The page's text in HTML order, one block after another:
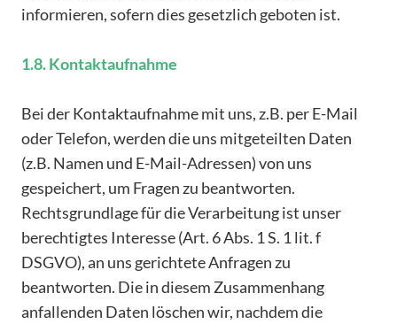
informieren, sofern dies gesetzlich geboten ist.
1.8. Kontaktaufnahme
Bei der Kontaktaufnahme mit uns, z.B. per E-Mail
oder Telefon, werden die uns mitgeteilten Daten
(z.B. Namen und E-Mail-Adressen) von uns
gespeichert, um Fragen zu beantworten.
Rechtsgrundlage für die Verarbeitung ist unser
berechtigtes Interesse (Art. 6 Abs. 1 S. 1 lit. f
DSGVO), an uns gerichtete Anfragen zu
beantworten. Die in diesem Zusammenhang
anfallenden Daten löschen wir, nachdem die